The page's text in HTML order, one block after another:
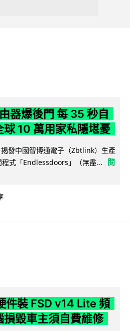
器爆後門 每 35 秒自
球 10 萬用家私隱堪憂
發中國智博通電子（Zbtlink）生產
式「Endlessdoors」（無盡...
閱
件裝 FSD v14 Lite 頻
損毀車主須自費維修